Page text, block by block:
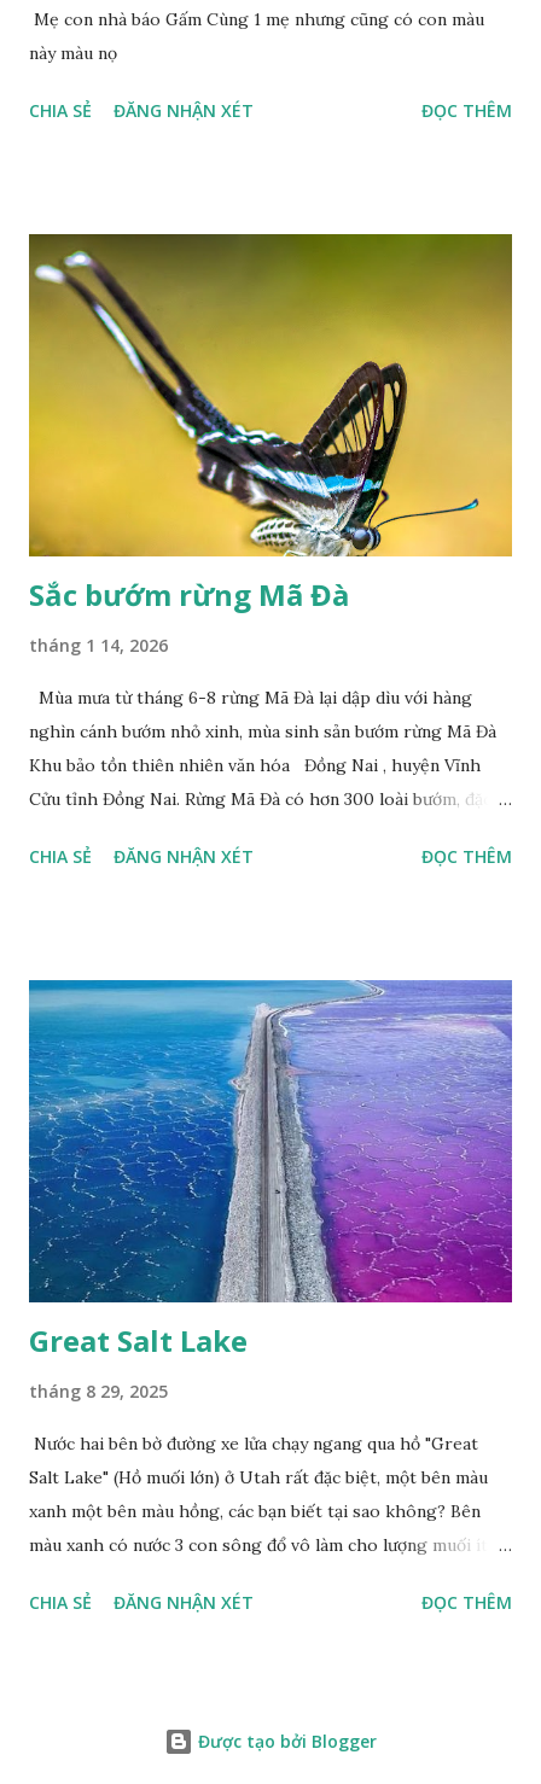
Mẹ con nhà báo Gấm Cùng 1 mẹ nhưng cũng có con màu
này màu nọ
CHIA SẺ ĐĂNG NHẬN XÉT ĐỌC THÊM
Sắc bướm rừng Mã Đà
tháng 1 14, 2026
Mùa mưa từ tháng 6-8 rừng Mã Đà lại dập dìu với hàng
nghìn cánh bướm nhỏ xinh, mùa sinh sản bướm rừng Mã Đà
Khu bảo tồn thiên nhiên văn hóa Đồng Nai , huyện Vĩnh
Cửu tỉnh Đồng Nai. Rừng Mã Đà có hơn 300 loài bướm, đặc
đuôi trắng (Lamproptera curius) đặc trưng là cái đuôi dài
Happy Việt Nam 2024 Vietnam.vn
CHIA SẺ ĐĂNG NHẬN XÉT ĐỌC THÊM
Great Salt Lake
tháng 8 29, 2025
Nước hai bên bờ đường xe lửa chạy ngang qua hồ "Great
Salt Lake" (Hồ muối lớn) ở Utah rất đặc biệt, một bên màu
xanh một bên màu hồng, các bạn biết tại sao không? Bên
màu xanh có nước 3 con sông đổ vô làm cho lượng muối ít,
biển, nhiều sinh vật thích muối sống ở đây, tạo nên màu
CHIA SẺ ĐĂNG NHẬN XÉT ĐỌC THÊM
Được tạo bởi Blogger